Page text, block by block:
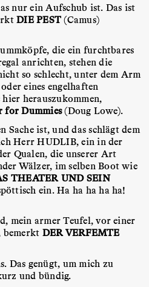
nur ein Aufschub ist. Das ist
DIE PEST (Camus)
die ein furchtbares
anrichten, stehen die
so schlecht, unter dem Arm
eines engelhaften
herauszukommen,
for Dummies(Doug Lowe).
Sache ist, und das schlägt dem
Herr HUDLIB, ein in der
Qualen, die unserer Art
Wälzer, im selben Boot wie
THEATER UND SEIN
ein. Ha ha ha ha ha!
mein armer Teufel, vor einer
bemerkt DER VERFEMTE
Das genügt, um mich zu
und bündig.